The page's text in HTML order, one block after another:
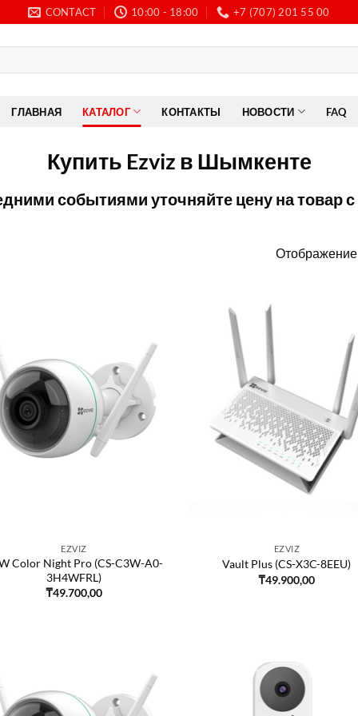
CONTACT 10:00 - 18:00 +7 (707) 201 55 00
ГЛАВНАЯ КАТАЛОГ КОНТАКТЫ НОВОСТИ FAQ
Купить Ezviz в Шымкенте
событиями уточняйте цену на товар
Отображение
EZVIZ
Color Night Pro (CS-C3W-A0-
3H4WFRL)
₸49.700,00
EZVIZ
Vault Plus (CS-X3C-8EEU)
₸49.900,00